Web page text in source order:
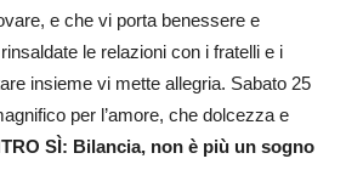
e che vi porta benessere e
le relazioni con i fratelli e i
insieme vi mette allegria. Sabato 25
per l’amore, che dolcezza e
SÌ: Bilancia, non è più un sogno